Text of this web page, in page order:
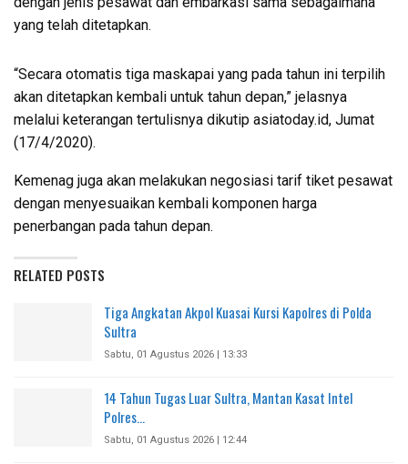
yang telah ditetapkan.
“Secara otomatis tiga maskapai yang pada tahun ini terpilih
akan ditetapkan kembali untuk tahun depan,” jelasnya
melalui keterangan tertulisnya dikutip asiatoday.id, Jumat
(17/4/2020).
Kemenag juga akan melakukan negosiasi tarif tiket pesawat
dengan menyesuaikan kembali komponen harga
penerbangan pada tahun depan.
RELATED POSTS
Tiga Angkatan Akpol Kuasai Kursi Kapolres di Polda
Sultra
Sabtu, 01 Agustus 2026 | 13:33
14 Tahun Tugas Luar Sultra, Mantan Kasat Intel
Polres…
Sabtu, 01 Agustus 2026 | 12:44